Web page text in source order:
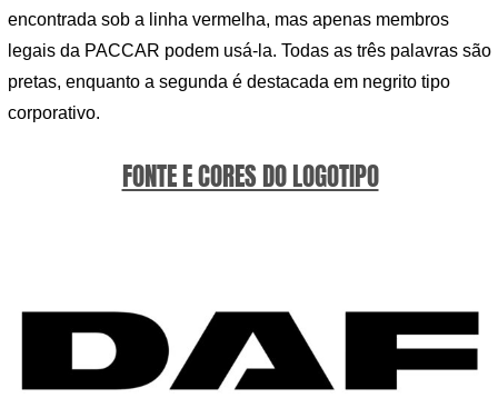
encontrada sob a linha vermelha, mas apenas membros
legais da PACCAR podem usá-la. Todas as três palavras são
pretas, enquanto a segunda é destacada em negrito tipo
corporativo.
FONTE E CORES DO LOGOTIPO